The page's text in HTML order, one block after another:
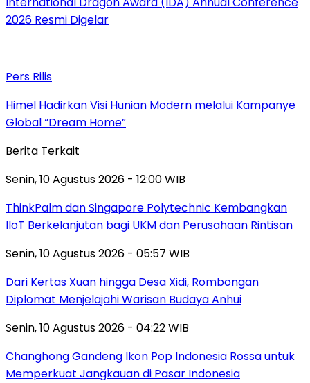
2026 Resmi Digelar
Pers Rilis
Himel Hadirkan Visi Hunian Modern melalui Kampanye
Global “Dream Home”
Berita Terkait
Senin, 10 Agustus 2026 - 12:00 WIB
ThinkPalm dan Singapore Polytechnic Kembangkan
IIoT Berkelanjutan bagi UKM dan Perusahaan Rintisan
Senin, 10 Agustus 2026 - 05:57 WIB
Dari Kertas Xuan hingga Desa Xidi, Rombongan
Diplomat Menjelajahi Warisan Budaya Anhui
Senin, 10 Agustus 2026 - 04:22 WIB
Changhong Gandeng Ikon Pop Indonesia Rossa untuk
Memperkuat Jangkauan di Pasar Indonesia